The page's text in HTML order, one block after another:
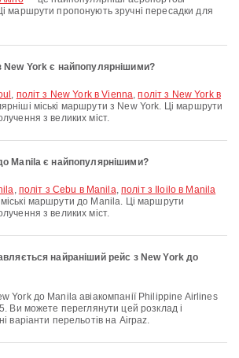
маршрути пропонують зручні пересадки для
New York є найпопулярнішими?
, політ з New York в Vienna,політ з New York в
міські маршрути з New York. Ці маршрути
з великих міст.
Manila є найпопулярнішими?
, політ з Cebu в Manila,політ з Iloilo в Manila
маршрути до Manila. Ці маршрути
з великих міст.
найраніший рейс з New York до
Ви можете переглянути цей розклад і
варіанти перельотів на Airpaz.